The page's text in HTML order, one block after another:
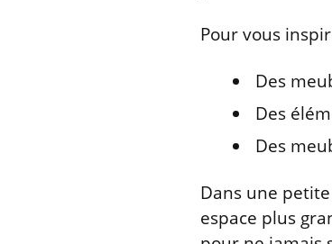
Pour vous
Des
Des
Des
Dans une
espace plus